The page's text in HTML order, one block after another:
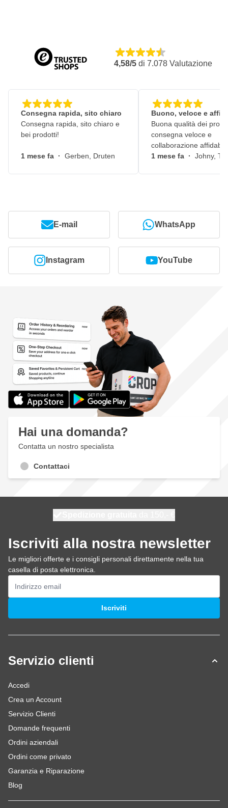
4,58/5 di 7.078 Valutazione
Consegna rapida, sito chiaro
Consegna rapida, sito chiaro e
bei prodotti!
1 mese fa · Gerben, Druten
Buono, veloce e
Buona qualità dei
consegna veloce e
collaborazione
1 mese fa · Johny,
E-mail WhatsApp
Instagram YouTube
Hai una domanda?
Contatta un nostro specialista
Contattaci
Iscriviti alla nostra newsletter
Le migliori offerte e i consigli personali direttamente nella tua
casella di posta elettronica.
Indirizzo email
Iscriviti
Servizio clienti
Accedi
Crea un Account
Servizio Clienti
Domande frequenti
Ordini aziendali
Ordini come privato
Garanzia e Riparazione
Blog